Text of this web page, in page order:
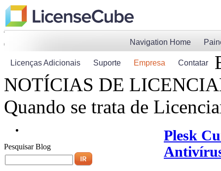
Telefone-nos:
(855) 695-4236 Navigation Home
Licenças Adicionais Suporte Empresa Contatar
NOTÍCIAS DE
Quando se trata de
Pesquisar Blog
Plesk